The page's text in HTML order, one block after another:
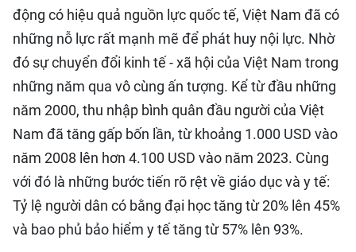
động có hiệu quả nguồn lực quốc tế, Việt Nam đã có
những nỗ lực rất mạnh mẽ để phát huy nội lực. Nhờ
đó sự chuyển đổi kinh tế - xã hội của Việt Nam trong
những năm qua vô cùng ấn tượng. Kể từ đầu những
năm 2000, thu nhập bình quân đầu người của Việt
Nam đã tăng gấp bốn lần, từ khoảng 1.000 USD vào
năm 2008 lên hơn 4.100 USD vào năm 2023. Cùng
với đó là những bước tiến rõ rệt về giáo dục và y tế:
Tỷ lệ người dân có bằng đại học tăng từ 20% lên 45%
và bao phủ bảo hiểm y tế tăng từ 57% lên 93%.